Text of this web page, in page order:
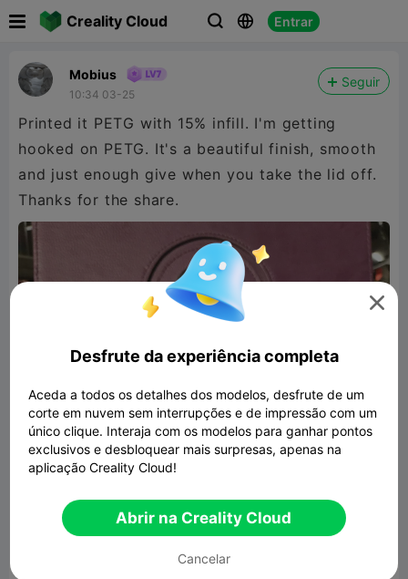
Creality Cloud   Entrar
Mobius
10:34 03-25
Seguir
Printed it PETG with 15% infill. I'm getting
hooked on PETG. It's a beautiful finish, smooth
and just enough give when you take the lid off.
Thanks for the share.

Desfrute da experiência completa
Aceda a todos os detalhes dos modelos, desfrute de um
corte em nuvem sem interrupções e de impressão com um
único clique. Interaja com os modelos para ganhar pontos
exclusivos e desbloquear mais surpresas, apenas na
aplicação Creality Cloud!
Abrir na Creality Cloud
Cancelar